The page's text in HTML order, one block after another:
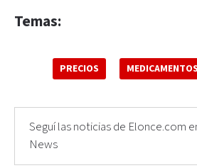
Temas:
PRECIOS MEDICAMENTOS
Seguí las noticias de Elonce.com
News